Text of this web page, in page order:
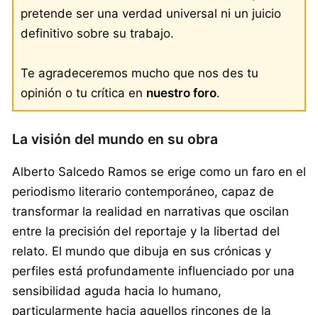
pretende ser una verdad universal ni un juicio
definitivo sobre su trabajo.
Te agradeceremos mucho que nos des tu
opinión o tu crítica en nuestro foro.
La visión del mundo en su obra
Alberto Salcedo Ramos se erige como un faro en el
periodismo literario contemporáneo, capaz de
transformar la realidad en narrativas que oscilan
entre la precisión del reportaje y la libertad del
relato. El mundo que dibuja en sus crónicas y
perfiles está profundamente influenciado por una
sensibilidad aguda hacia lo humano,
particularmente hacia aquellos rincones de la